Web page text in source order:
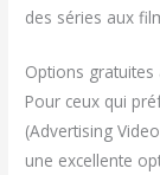
des séries aux
Options gratuites
Pour ceux qui
(Advertising
une excellente